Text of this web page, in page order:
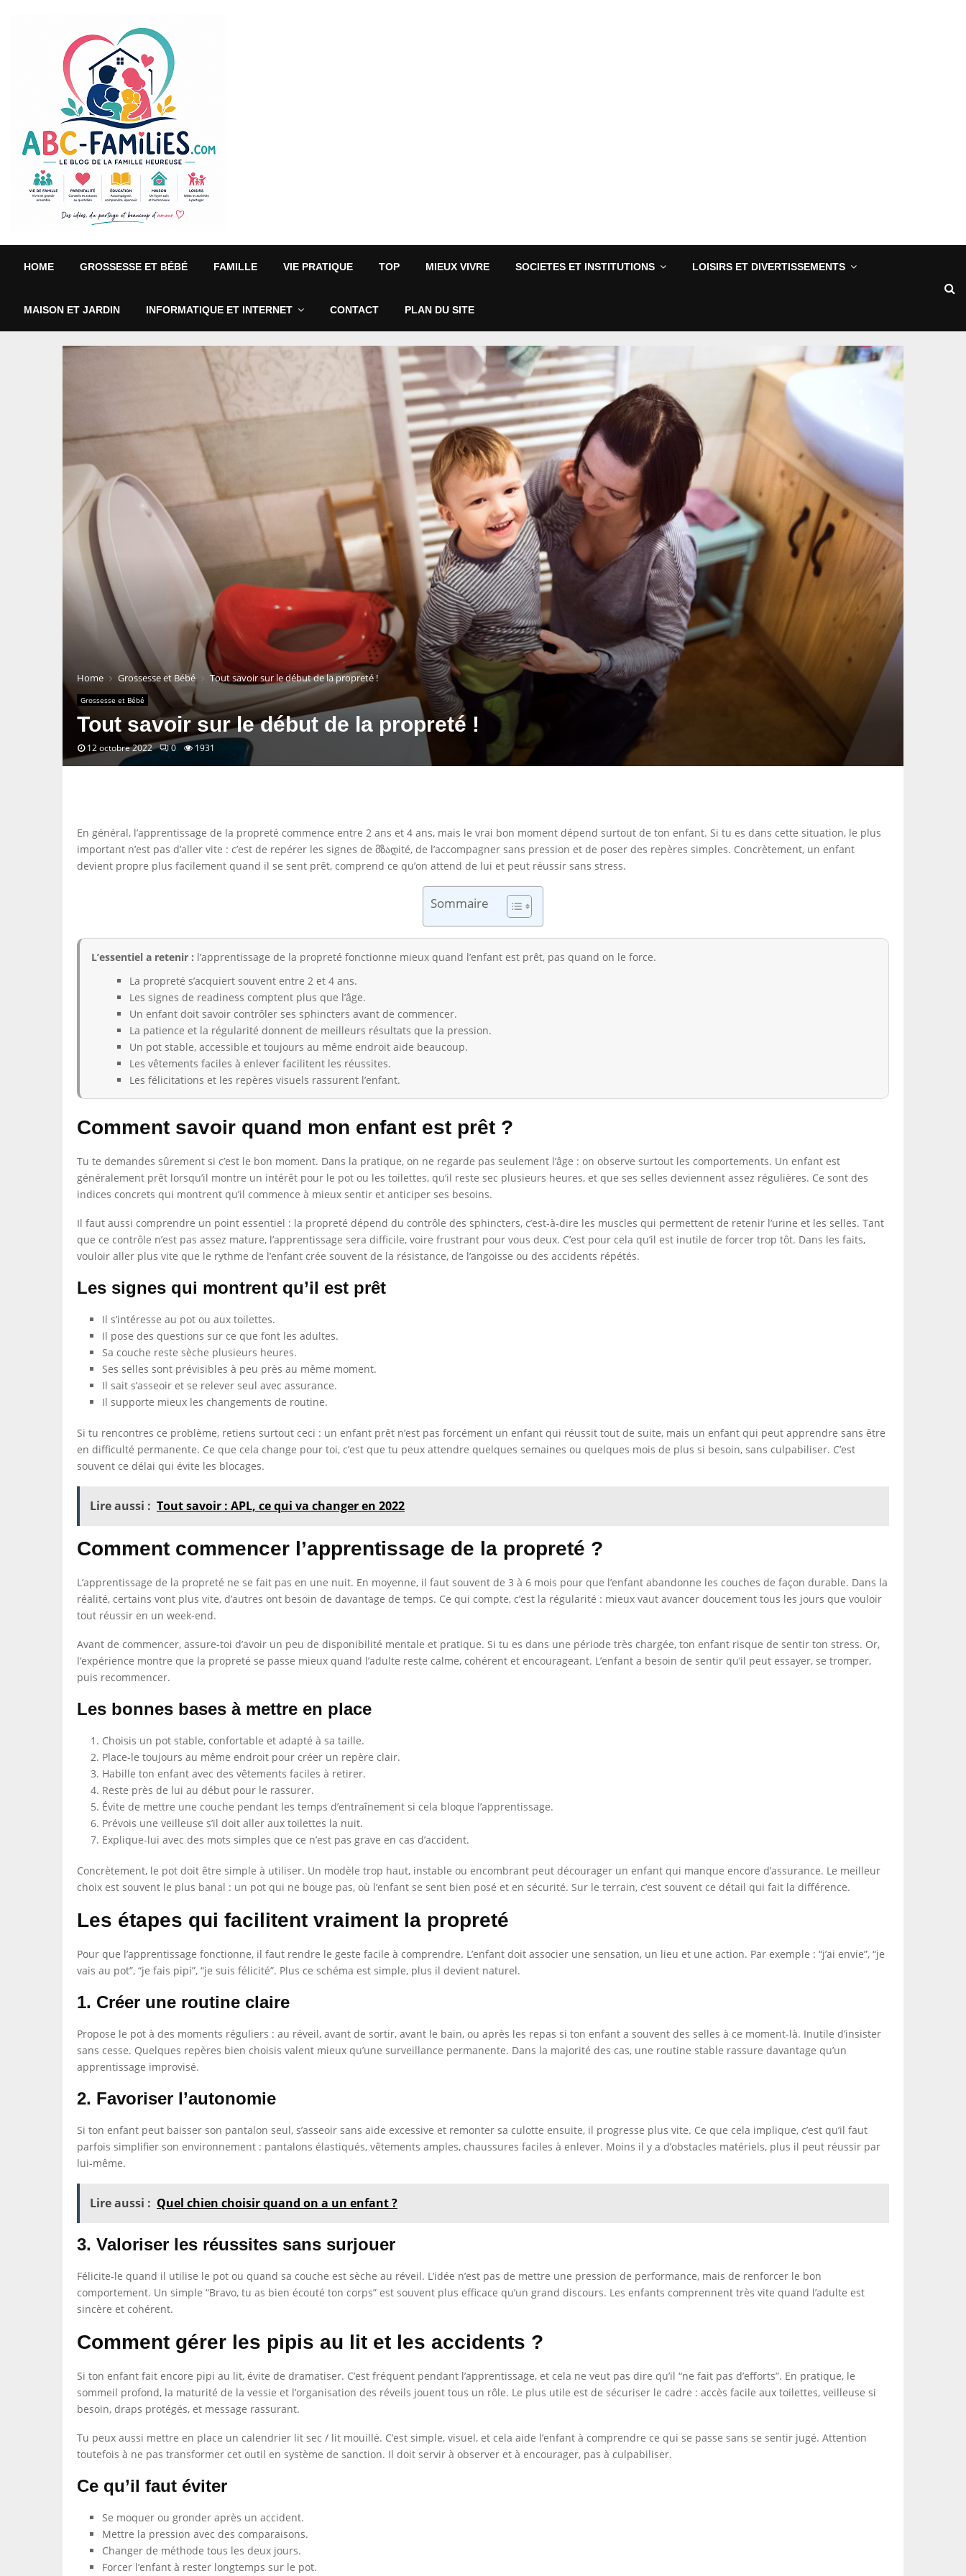
HOME GROSSESSE ET BÉBÉ FAMILLE VIE PRATIQUE TOP MIEUX VIVRE SOCIETES ET INSTITUTIONS LOISIRS ET DIVERTISSEMENTS
MAISON ET JARDIN INFORMATIQUE ET INTERNET CONTACT PLAN DU SITE
Home Grossesse et Bébé Tout savoir sur le début de la propreté !
Grossesse et Bébé
Tout savoir sur le début de la propreté !
12 octobre 2022 0 1931
En général, l’apprentissage de la propreté commence entre 2 ans et 4 ans, mais le vrai bon moment dépend surtout de ton enfant. Si tu es dans cette situation, le plus
important n’est pas d’aller vite : c’est de repérer les signes de მზადité, de l’accompagner sans pression et de poser des repères simples. Concrètement, un enfant
devient propre plus facilement quand il se sent prêt, comprend ce qu’on attend de lui et peut réussir sans stress.
Sommaire
L’essentiel a retenir : l’apprentissage de la propreté fonctionne mieux quand l’enfant est prêt, pas quand on le force.
La propreté s’acquiert souvent entre 2 et 4 ans.
Les signes de readiness comptent plus que l’âge.
Un enfant doit savoir contrôler ses sphincters avant de commencer.
La patience et la régularité donnent de meilleurs résultats que la pression.
Un pot stable, accessible et toujours au même endroit aide beaucoup.
Les vêtements faciles à enlever facilitent les réussites.
Les félicitations et les repères visuels rassurent l’enfant.
Comment savoir quand mon enfant est prêt ?
Tu te demandes sûrement si c’est le bon moment. Dans la pratique, on ne regarde pas seulement l’âge : on observe surtout les comportements. Un enfant est
généralement prêt lorsqu’il montre un intérêt pour le pot ou les toilettes, qu’il reste sec plusieurs heures, et que ses selles deviennent assez régulières. Ce sont des
indices concrets qui montrent qu’il commence à mieux sentir et anticiper ses besoins.
Il faut aussi comprendre un point essentiel : la propreté dépend du contrôle des sphincters, c’est-à-dire les muscles qui permettent de retenir l’urine et les selles. Tant
que ce contrôle n’est pas assez mature, l’apprentissage sera difficile, voire frustrant pour vous deux. C’est pour cela qu’il est inutile de forcer trop tôt. Dans les faits,
vouloir aller plus vite que le rythme de l’enfant crée souvent de la résistance, de l’angoisse ou des accidents répétés.
Les signes qui montrent qu’il est prêt
Il s’intéresse au pot ou aux toilettes.
Il pose des questions sur ce que font les adultes.
Sa couche reste sèche plusieurs heures.
Ses selles sont prévisibles à peu près au même moment.
Il sait s’asseoir et se relever seul avec assurance.
Il supporte mieux les changements de routine.
Si tu rencontres ce problème, retiens surtout ceci : un enfant prêt n’est pas forcément un enfant qui réussit tout de suite, mais un enfant qui peut apprendre sans être
en difficulté permanente. Ce que cela change pour toi, c’est que tu peux attendre quelques semaines ou quelques mois de plus si besoin, sans culpabiliser. C’est
souvent ce délai qui évite les blocages.
Lire aussi : Tout savoir : APL, ce qui va changer en 2022
Comment commencer l’apprentissage de la propreté ?
L’apprentissage de la propreté ne se fait pas en une nuit. En moyenne, il faut souvent de 3 à 6 mois pour que l’enfant abandonne les couches de façon durable. Dans la
réalité, certains vont plus vite, d’autres ont besoin de davantage de temps. Ce qui compte, c’est la régularité : mieux vaut avancer doucement tous les jours que vouloir
tout réussir en un week-end.
Avant de commencer, assure-toi d’avoir un peu de disponibilité mentale et pratique. Si tu es dans une période très chargée, ton enfant risque de sentir ton stress. Or,
l’expérience montre que la propreté se passe mieux quand l’adulte reste calme, cohérent et encourageant. L’enfant a besoin de sentir qu’il peut essayer, se tromper,
puis recommencer.
Les bonnes bases à mettre en place
Choisis un pot stable, confortable et adapté à sa taille.
Place-le toujours au même endroit pour créer un repère clair.
Habille ton enfant avec des vêtements faciles à retirer.
Reste près de lui au début pour le rassurer.
Évite de mettre une couche pendant les temps d’entraînement si cela bloque l’apprentissage.
Prévois une veilleuse s’il doit aller aux toilettes la nuit.
Explique-lui avec des mots simples que ce n’est pas grave en cas d’accident.
Concrètement, le pot doit être simple à utiliser. Un modèle trop haut, instable ou encombrant peut décourager un enfant qui manque encore d’assurance. Le meilleur
choix est souvent le plus banal : un pot qui ne bouge pas, où l’enfant se sent bien posé et en sécurité. Sur le terrain, c’est souvent ce détail qui fait la différence.
Les étapes qui facilitent vraiment la propreté
Pour que l’apprentissage fonctionne, il faut rendre le geste facile à comprendre. L’enfant doit associer une sensation, un lieu et une action. Par exemple : “j’ai envie”, “je
vais au pot”, “je fais pipi”, “je suis félicité”. Plus ce schéma est simple, plus il devient naturel.
1. Créer une routine claire
Propose le pot à des moments réguliers : au réveil, avant de sortir, avant le bain, ou après les repas si ton enfant a souvent des selles à ce moment-là. Inutile d’insister
sans cesse. Quelques repères bien choisis valent mieux qu’une surveillance permanente. Dans la majorité des cas, une routine stable rassure davantage qu’un
apprentissage improvisé.
2. Favoriser l’autonomie
Si ton enfant peut baisser son pantalon seul, s’asseoir sans aide excessive et remonter sa culotte ensuite, il progresse plus vite. Ce que cela implique, c’est qu’il faut
parfois simplifier son environnement : pantalons élastiqués, vêtements amples, chaussures faciles à enlever. Moins il y a d’obstacles matériels, plus il peut réussir par
lui-même.
Lire aussi : Quel chien choisir quand on a un enfant ?
3. Valoriser les réussites sans surjouer
Félicite-le quand il utilise le pot ou quand sa couche est sèche au réveil. L’idée n’est pas de mettre une pression de performance, mais de renforcer le bon
comportement. Un simple “Bravo, tu as bien écouté ton corps” est souvent plus efficace qu’un grand discours. Les enfants comprennent très vite quand l’adulte est
sincère et cohérent.
Comment gérer les pipis au lit et les accidents ?
Si ton enfant fait encore pipi au lit, évite de dramatiser. C’est fréquent pendant l’apprentissage, et cela ne veut pas dire qu’il “ne fait pas d’efforts”. En pratique, le
sommeil profond, la maturité de la vessie et l’organisation des réveils jouent tous un rôle. Le plus utile est de sécuriser le cadre : accès facile aux toilettes, veilleuse si
besoin, draps protégés, et message rassurant.
Tu peux aussi mettre en place un calendrier lit sec / lit mouillé. C’est simple, visuel, et cela aide l’enfant à comprendre ce qui se passe sans se sentir jugé. Attention
toutefois à ne pas transformer cet outil en système de sanction. Il doit servir à observer et à encourager, pas à culpabiliser.
Ce qu’il faut éviter
Se moquer ou gronder après un accident.
Mettre la pression avec des comparaisons.
Changer de méthode tous les deux jours.
Forcer l’enfant à rester longtemps sur le pot.